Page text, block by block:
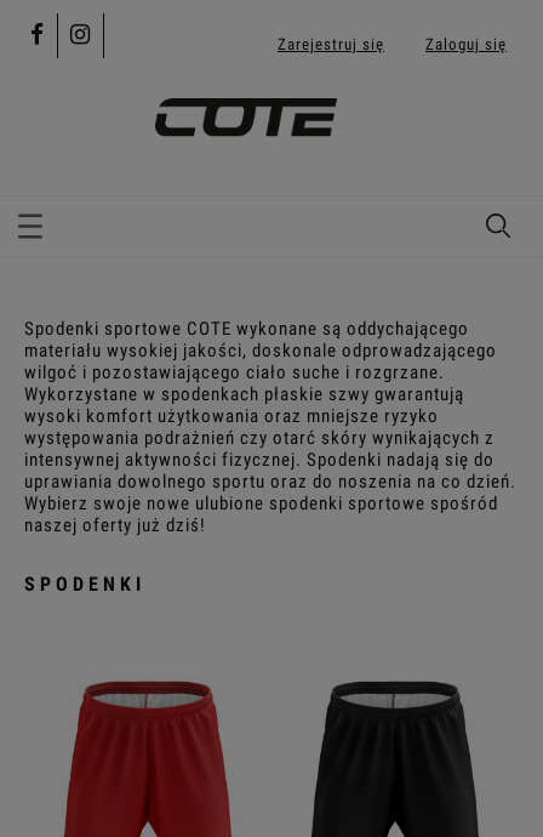
Zarejestruj się Zaloguj się
Spodenki sportowe COTE wykonane są oddychającego
materiału wysokiej jakości, doskonale odprowadzającego
wilgoć i pozostawiającego ciało suche i rozgrzane.
Wykorzystane w spodenkach płaskie szwy gwarantują
wysoki komfort użytkowania oraz mniejsze ryzyko
występowania podrażnień czy otarć skóry wynikających z
intensywnej aktywności fizycznej. Spodenki nadają się do
uprawiania dowolnego sportu oraz do noszenia na co dzień.
Wybierz swoje nowe ulubione spodenki sportowe spośród
naszej oferty już dziś!
SPODENKI